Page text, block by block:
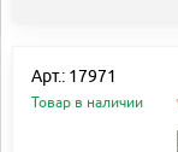
Арт.: 17971
Товар в наличии